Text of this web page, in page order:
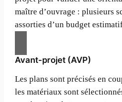
maître d’ouvrage : plusieurs
assorties d’un budget
Avant-projet (AVP)
Les plans sont précisés en
les matériaux sont